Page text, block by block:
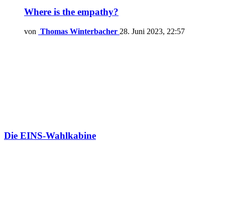
Where is the empathy?
von Thomas Winterbacher 28. Juni 2023, 22:57
Die EINS-Wahlkabine